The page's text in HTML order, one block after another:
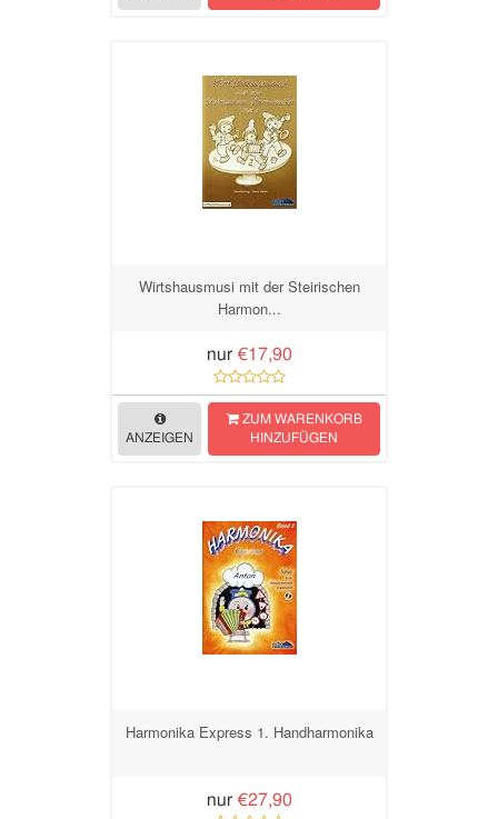
Wirtshausmusi mit der Steirischen
Harmon...
nur €17,90
ANZEIGEN
ZUM WARENKORB
HINZUFÜGEN
Harmonika Express 1. Handharmonika
nur €27,90